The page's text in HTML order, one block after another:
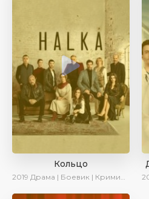
Кольцо
2019 Драма | Боевик | Криминал